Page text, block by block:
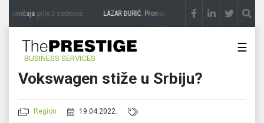
zavičajaprije 3 sedmice LAZAR ĐURIĆ: Promocija potencijal pretvara u destinaciju
BUSINESS SERVICES
☰
Vokswagen stiže u Srbiju?
Region 19.04.2022.